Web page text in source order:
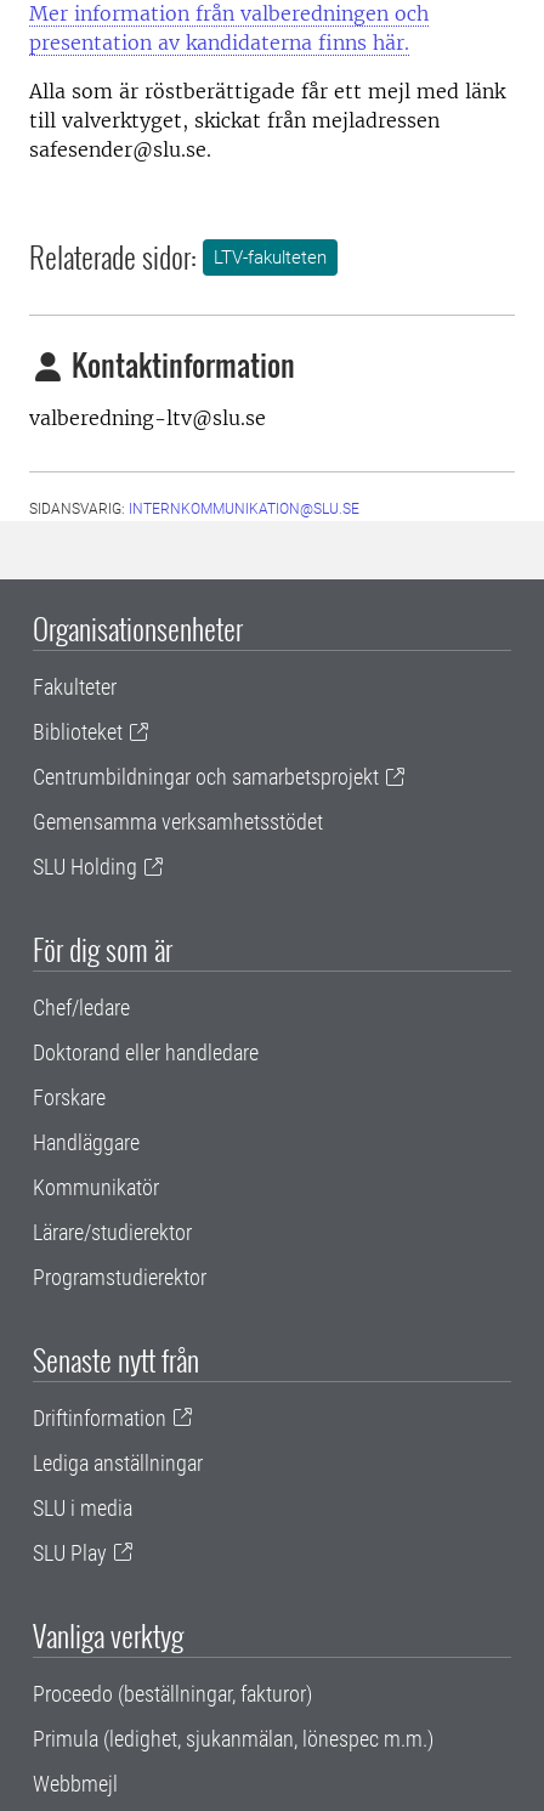
Mer information från valberedningen och
presentation av kandidaterna finns här.
Alla som är röstberättigade får ett mejl med länk
till valverktyget, skickat från mejladressen
safesender@slu.se.
Relaterade sidor: LTV-fakulteten
Kontaktinformation
valberedning-ltv@slu.se
SIDANSVARIG: INTERNKOMMUNIKATION@SLU.SE
Organisationsenheter
Fakulteter
Biblioteket
Centrumbildningar och samarbetsprojekt
Gemensamma verksamhetsstödet
SLU Holding
För dig som är
Chef/ledare
Doktorand eller handledare
Forskare
Handläggare
Kommunikatör
Lärare/studierektor
Programstudierektor
Senaste nytt från
Driftinformation
Lediga anställningar
SLU i media
SLU Play
Vanliga verktyg
Proceedo (beställningar, fakturor)
Primula (ledighet, sjukanmälan, lönespec m.m.)
Webbmejl